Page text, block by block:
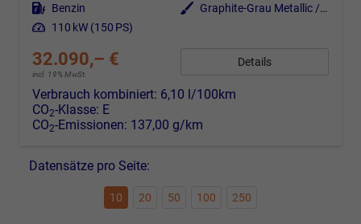
Kraftstoff Benzin Außenfarbe
Graphite-Grau Metallic / Color Concept Black
Leistung 110 kW (150 PS)
32.090,– €
incl. 19% MwSt.
Details
Verbrauch kombiniert: 6,10 l/100km
CO2-Klasse: E
CO2-Emissionen: 137,00 g/km
Datensätze pro Seite:
10 20 50 100 250